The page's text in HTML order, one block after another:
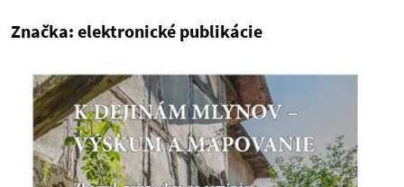
Značka: elektronické publikácie